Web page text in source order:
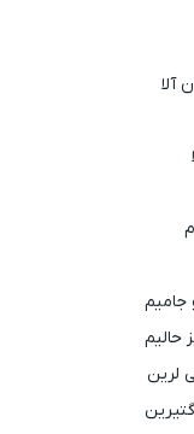
آلا
جامیم
حالیم
لرین